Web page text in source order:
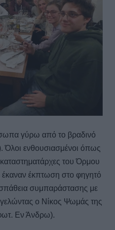
γύρω από το βραδινό
Όλοι ενθουσιασμένοι όπως
του Όρμου
έκαναν έκπτωση στο φηγητό
συμπαράστασης με
ο Νίκος Ψωμάς της
Εν Άνδρω).